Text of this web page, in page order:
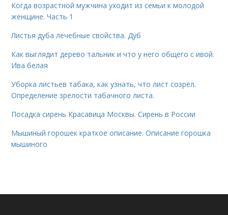
Когда возрастной мужчина уходит из семьи к молодой
женщине. Часть 1
Листья дуба лечебные свойства. Дуб
Как выглядит дерево тальник и что у него общего с ивой.
Ива белая
Уборка листьев табака, как узнать, что лист созрел.
Определение зрелости табачного листа.
Посадка сирень Красавица Москвы. Сирень в России
Мышиный горошек краткое описание. Описание горошка
мышиного